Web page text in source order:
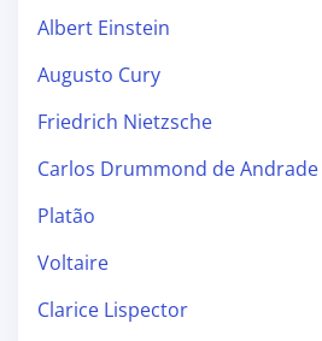
Albert Einstein
Augusto Cury
Friedrich Nietzsche
Carlos Drummond de Andrade
Platão
Voltaire
Clarice Lispector